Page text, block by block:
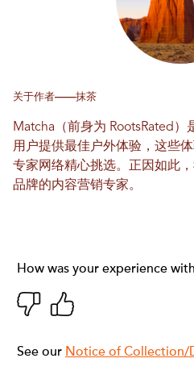
关于作者——抹茶
Matcha（前身为 RootsRated
用户提供最佳户外体验，这些
专家网络精心挑选。正因如此
品牌的内容营销专家。